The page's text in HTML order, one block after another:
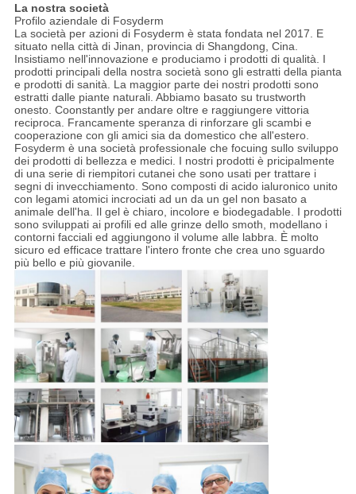
La nostra società
Profilo aziendale di Fosyderm
La società per azioni di Fosyderm è stata fondata nel 2017. E
situato nella città di Jinan, provincia di Shangdong, Cina.
Insistiamo nell'innovazione e produciamo i prodotti di qualità. I
prodotti principali della nostra società sono gli estratti della pianta
e prodotti di sanità. La maggior parte dei nostri prodotti sono
estratti dalle piante naturali. Abbiamo basato su trustworth
onesto. Coonstantly per andare oltre e raggiungere vittoria
reciproca. Francamente speranza di rinforzare gli scambi e
cooperazione con gli amici sia da domestico che all'estero.
Fosyderm è una società professionale che focuing sullo sviluppo
dei prodotti di bellezza e medici. I nostri prodotti è pricipalmente
di una serie di riempitori cutanei che sono usati per trattare i
segni di invecchiamento. Sono composti di acido ialuronico unito
con legami atomici incrociati ad un da un gel non basato a
animale dell'ha. Il gel è chiaro, incolore e biodegadable. I prodotti
sono sviluppati ai profili ed alle grinze dello smoth, modellano i
contorni facciali ed aggiungono il volume alle labbra. È molto
sicuro ed efficace trattare l'intero fronte che crea uno sguardo
più bello e più giovanile.